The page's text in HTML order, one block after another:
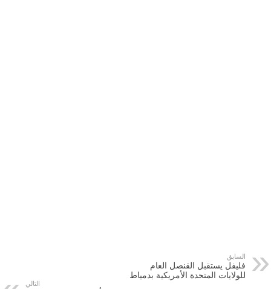
السابق
فليفل يستقبل القنصل العام
للولايات المتحدة الأمريكية بدمياط
التالي